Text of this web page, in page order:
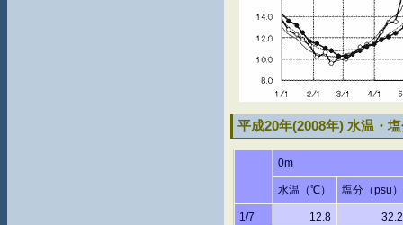
平成20年(2008年) 水温・
0m
水温（℃） 塩分（psu）
1/7 12.8 32.2